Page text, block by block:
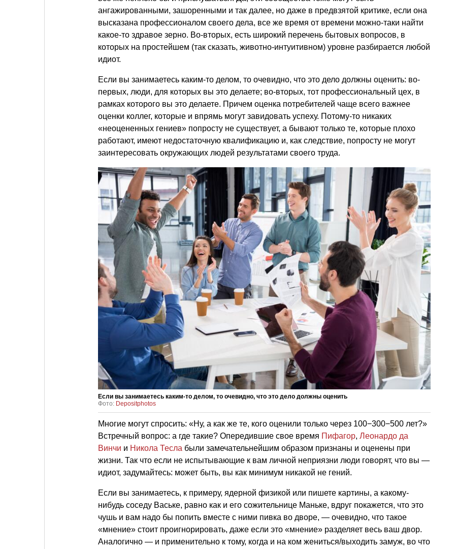
ангажированными, зашоренными и так далее, но даже в предвзятой критике, если она
высказана профессионалом своего дела, все же время от времени можно-таки найти
какое-то здравое зерно. Во-вторых, есть широкий перечень бытовых вопросов, в
которых на простейшем (так сказать, животно-интуитивном) уровне разбирается любой
идиот.
Если вы занимаетесь каким-то делом, то очевидно, что это дело должны оценить: во-
первых, люди, для которых вы это делаете; во-вторых, тот профессиональный цех, в
рамках которого вы это делаете. Причем оценка потребителей чаще всего важнее
оценки коллег, которые и впрямь могут завидовать успеху. Потому-то никаких
«неоцененных гениев» попросту не существует, а бывают только те, которые плохо
работают, имеют недостаточную квалификацию и, как следствие, попросту не могут
заинтересовать окружающих людей результатами своего труда.
Если вы занимаетесь каким-то делом, то очевидно, что это дело должны оценить
Фото: Depositphotos
Многие могут спросить: «Ну, а как же те, кого оценили только через 100−300−500 лет?»
Встречный вопрос: а где такие? Опередившие свое время Пифагор, Леонардо да
Винчи и Никола Тесла были замечательнейшим образом признаны и оценены при
жизни. Так что если не испытывающие к вам личной неприязни люди говорят, что вы —
идиот, задумайтесь: может быть, вы как минимум никакой не гений.
Если вы занимаетесь, к примеру, ядерной физикой или пишете картины, а какому-
нибудь соседу Ваське, равно как и его сожительнице Маньке, вдруг покажется, что это
чушь и вам надо бы попить вместе с ними пивка во дворе, — очевидно, что такое
«мнение» стоит проигнорировать, даже если это «мнение» разделяет весь ваш двор.
Аналогично — и применительно к тому, когда и на ком жениться/выходить замуж, во что